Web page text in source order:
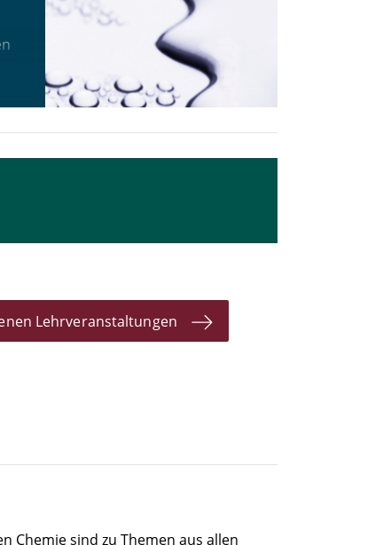
Lehrveranstaltungen
Chemie sind zu Themen aus allen